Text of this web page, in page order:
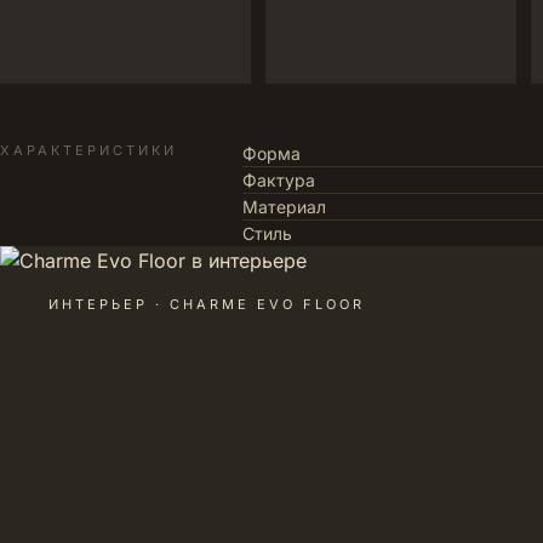
ХАРАКТЕРИСТИКИ
Форма
Фактура
Материал
Стиль
ИНТЕРЬЕР · CHARME EVO FLOOR